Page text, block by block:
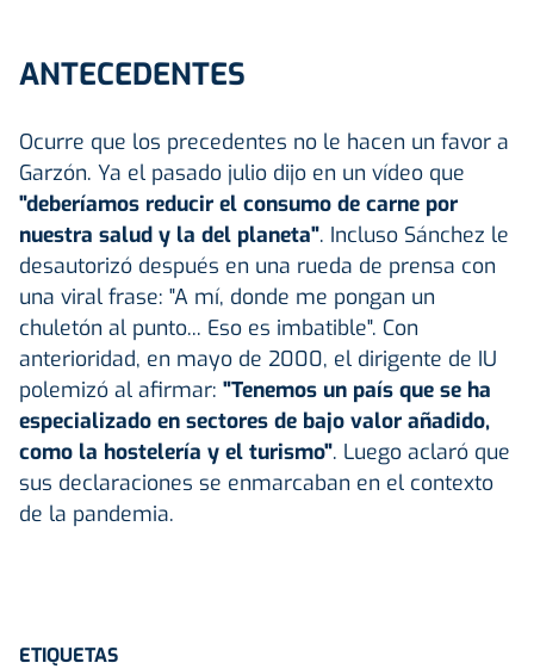
ANTECEDENTES
Ocurre que los precedentes no le hacen un favor a
Garzón. Ya el pasado julio dijo en un vídeo que
"deberíamos reducir el consumo de carne por
nuestra salud y la del planeta". Incluso Sánchez le
desautorizó después en una rueda de prensa con
una viral frase: "A mí, donde me pongan un
chuletón al punto... Eso es imbatible". Con
anterioridad, en mayo de 2000, el dirigente de IU
polemizó al afirmar: "Tenemos un país que se ha
especializado en sectores de bajo valor añadido,
como la hostelería y el turismo". Luego aclaró que
sus declaraciones se enmarcaban en el contexto
de la pandemia.
ETIQUETAS